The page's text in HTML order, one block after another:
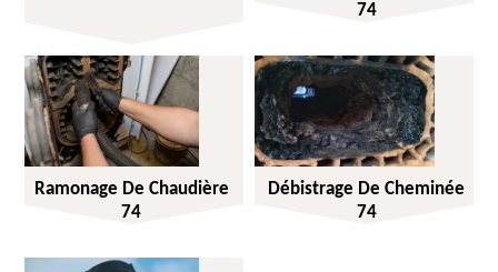
74
Ramonage De Chaudière
74
Débistrage De Cheminée
74